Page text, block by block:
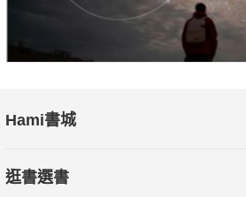
Hami書城
逛書選書